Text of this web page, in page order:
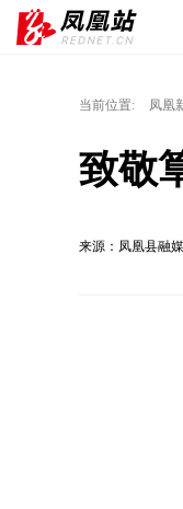
当前位置: 凤凰
致敬
来源：凤凰县融